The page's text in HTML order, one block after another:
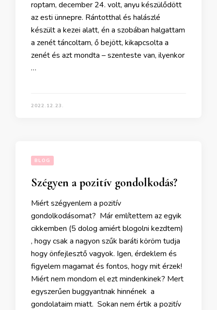
roptam, december 24. volt, anyu készülődött
az esti ünnepre. Rántotthal és halászlé
készült a kezei alatt, én a szobában halgattam
a zenét táncoltam, ő bejött, kikapcsolta a
zenét és azt mondta – szenteste van, ilyenkor
…
2022.12.23.
BLOG
Szégyen a pozitív gondolkodás?
Miért szégyenlem a pozitív
gondolkodásomat? Már említettem az egyik
cikkemben (5 dolog amiért blogolni kezdtem)
, hogy csak a nagyon szűk baráti köröm tudja
hogy önfejlesztő vagyok. Igen, érdeklem és
figyelem magamat és fontos, hogy mit érzek!
Miért nem mondom el ezt mindenkinek? Mert
egyszerűen buggyantnak hinnének a
gondolataim miatt. Sokan nem értik a pozitív